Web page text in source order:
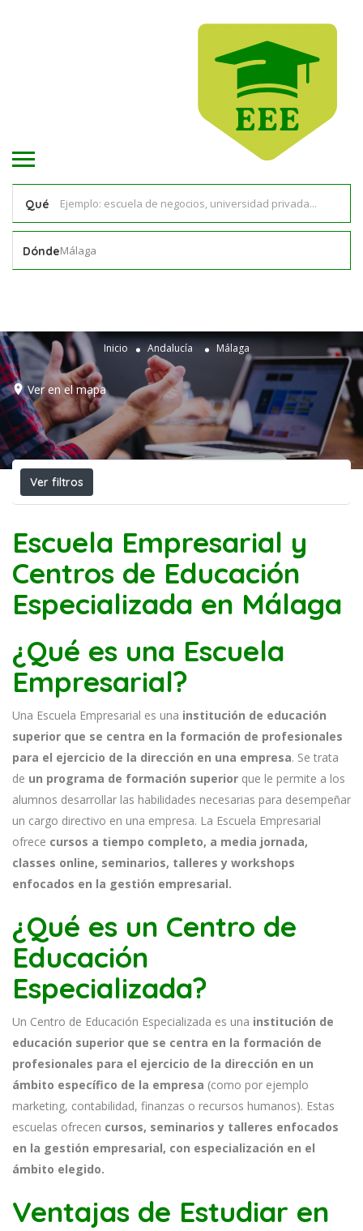
Qué
DóndeMálaga
Inicio Andalucía Málaga
Ver en el mapa
Ver filtros
Escuela Empresarial y
Centros de Educación
Especializada en Málaga
¿Qué es una Escuela
Empresarial?
Una Escuela Empresarial es una institución de educación
superior que se centra en la formación de profesionales
para el ejercicio de la dirección en una empresa. Se trata
de un programa de formación superior que le permite a los
alumnos desarrollar las habilidades necesarias para desempeñar
un cargo directivo en una empresa. La Escuela Empresarial
ofrece cursos a tiempo completo, a media jornada,
classes online, seminarios, talleres y workshops
enfocados en la gestión empresarial.
¿Qué es un Centro de
Educación
Especializada?
Un Centro de Educación Especializada es una institución de
educación superior que se centra en la formación de
profesionales para el ejercicio de la dirección en un
ámbito específico de la empresa (como por ejemplo
marketing, contabilidad, finanzas o recursos humanos). Estas
escuelas ofrecen cursos, seminarios y talleres enfocados
en la gestión empresarial, con especialización en el
ámbito elegido.
Ventajas de Estudiar en